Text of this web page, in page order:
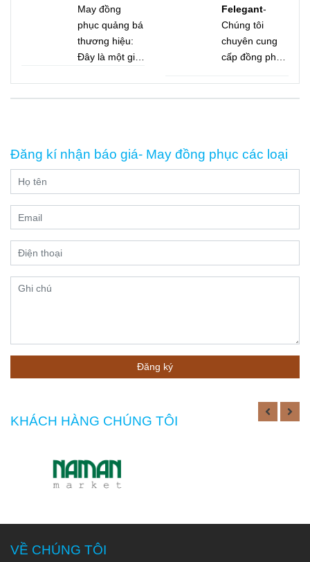
để quý khách
tiện tham khảo
May đồng
phục quảng bá
thương hiệu:
Đây là một giải
hiệu nhanh
chóng và phủ
Felegant-
Chúng tôi
chuyên cung
cấp đồng phục
Tư vấn, may
mẫu hoàn toàn
nghiệm may
sẽ cung cấp
cho bạn giải
dáng sang
bảo hành các
sau khi giao,
nếu lỗi sản
Đăng kí nhận báo giá- May đồng phục các loại
Đăng ký
KHÁCH HÀNG CHÚNG TÔI
VỀ CHÚNG TÔI